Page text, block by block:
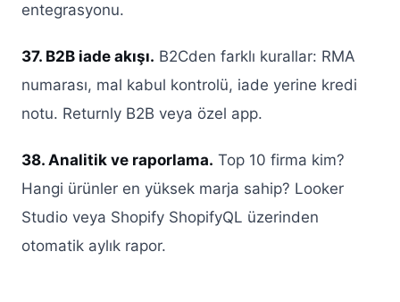
entegrasyonu.
37. B2B iade akışı. B2Cden farklı kurallar: RMA
numarası, mal kabul kontrolü, iade yerine kredi
notu. Returnly B2B veya özel app.
38. Analitik ve raporlama. Top 10 firma kim?
Hangi ürünler en yüksek marja sahip? Looker
Studio veya Shopify ShopifyQL üzerinden
otomatik aylık rapor.